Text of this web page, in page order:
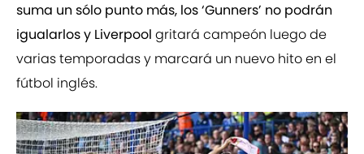
suma un sólo punto más, los ‘Gunners’ no podrán
igualarlos y Liverpool gritará campeón luego de
varias temporadas y marcará un nuevo hito en el
fútbol inglés.